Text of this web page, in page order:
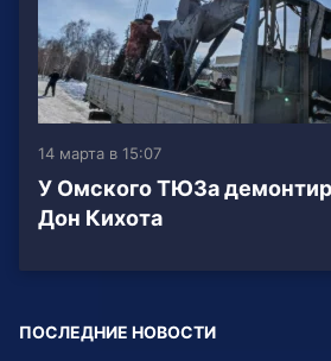
14 марта в 15:07
У Омского ТЮЗа
Дон Кихота
ПОСЛЕДНИЕ НОВОСТИ